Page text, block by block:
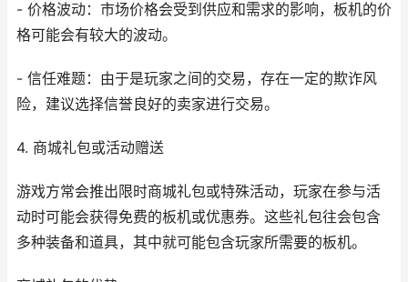
- 价格波动：市场价格会受到供应和需求的影响，板机的价
格可能会有较大的波动。
- 信任难题：由于是玩家之间的交易，存在一定的欺诈风
险，建议选择信誉良好的卖家进行交易。
4. 商城礼包或活动赠送
游戏方常会推出限时商城礼包或特殊活动，玩家在参与活
动时可能会获得免费的板机或优惠券。这些礼包往会包含
多种装备和道具，其中就可能包含玩家所需要的板机。